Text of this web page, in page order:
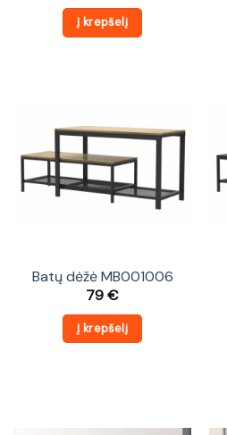
Į krepšelį
Batų dėžė MB001006
79€
Į krepšelį